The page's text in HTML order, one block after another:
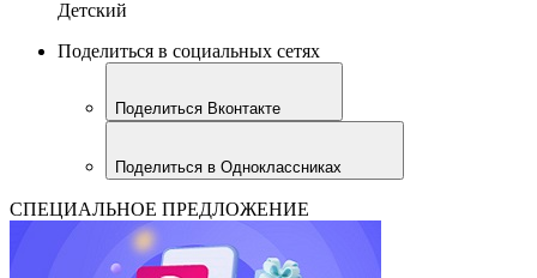
Детский
Поделиться в социальных сетях
Поделиться Вконтакте
Поделиться в Одноклассниках
СПЕЦИАЛЬНОЕ ПРЕДЛОЖЕНИЕ